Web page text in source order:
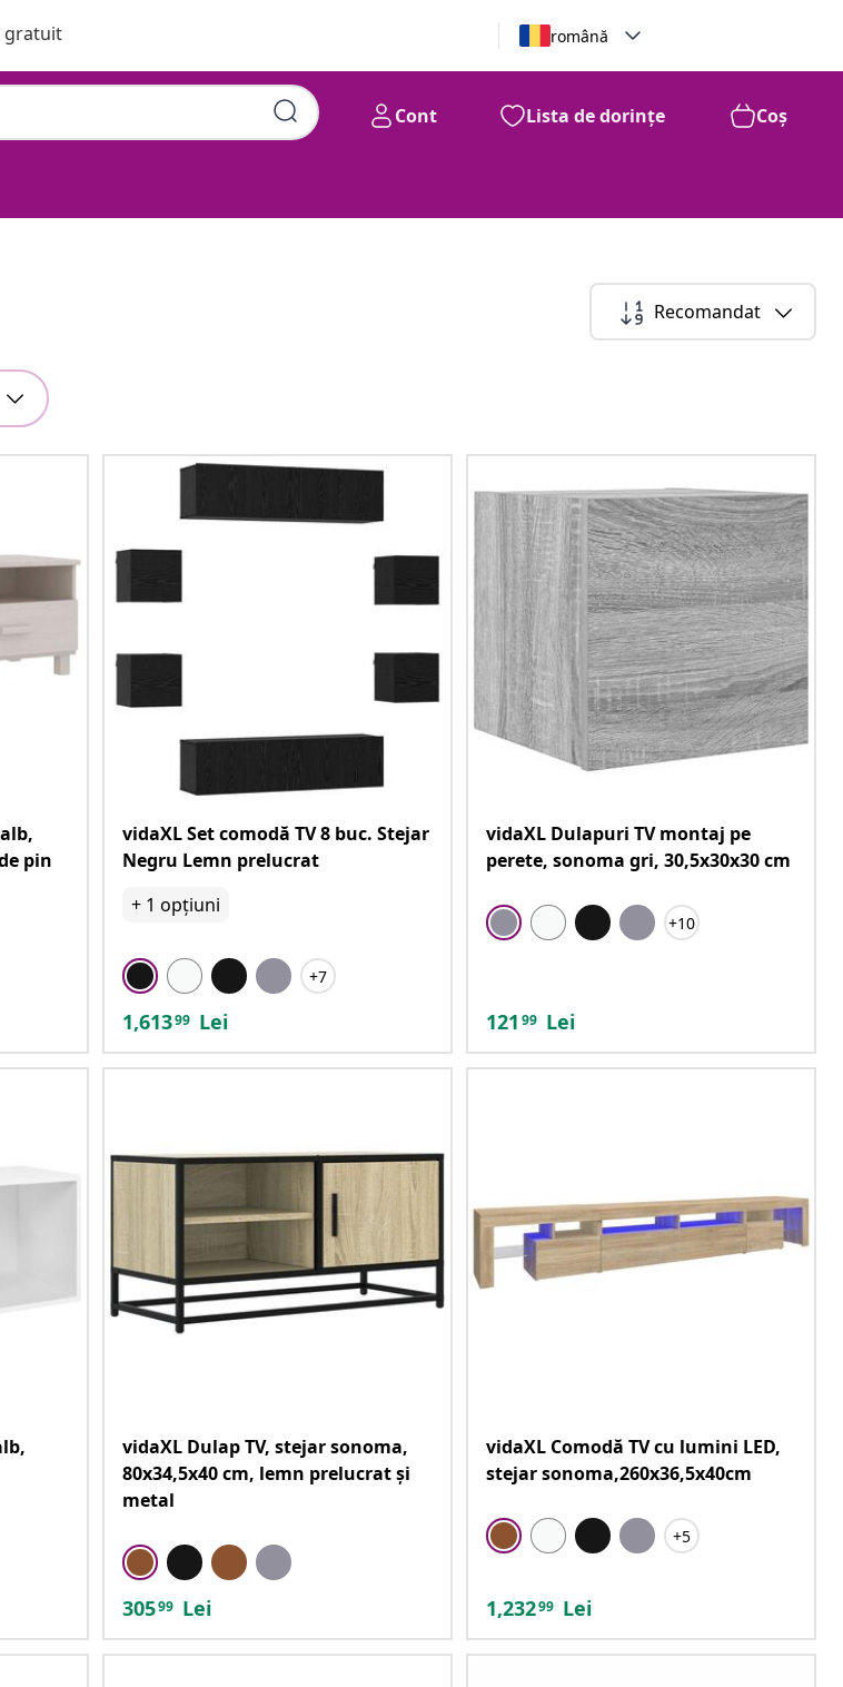
gratuit română
Cont Lista de dorințe Coș
Recomandat
pin
vidaXL Set comodă TV 8 buc. Stejar
Negru Lemn prelucrat
+ 1 opțiuni
+7
1,61399 Lei
vidaXL Dulapuri TV montaj pe
perete, sonoma gri, 30,5x30x30 cm
+10
121 99 Lei
vidaXL Dulap TV, stejar sonoma,
80x34,5x40 cm, lemn prelucrat și
metal
30599 Lei
vidaXL Comodă TV cu lumini LED,
stejar sonoma,260x36,5x40cm
+5
1,23299 Lei